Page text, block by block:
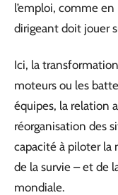
l’emploi, comme
dirigeant doit jouer
Ici, la
moteurs ou les
équipes, la relation
réorganisation des
capacité à piloter
de la survie – et de
mondiale.